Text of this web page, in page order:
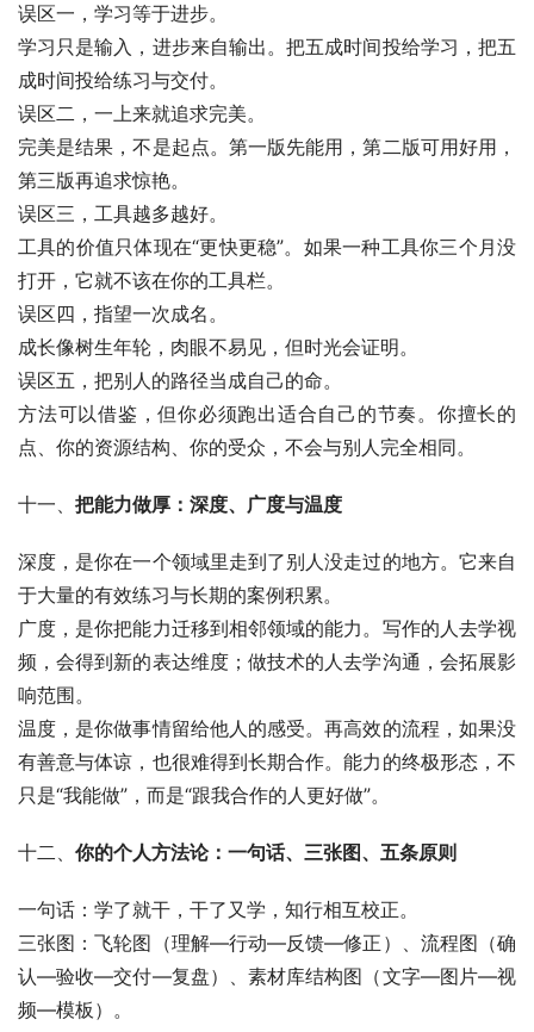
误区一，学习等于进步。
学习只是输入，进步来自输出。把五成时间投给学习，把五
成时间投给练习与交付。
误区二，一上来就追求完美。
完美是结果，不是起点。第一版先能用，第二版可用好用，
第三版再追求惊艳。
误区三，工具越多越好。
工具的价值只体现在“更快更稳”。如果一种工具你三个月没
打开，它就不该在你的工具栏。
误区四，指望一次成名。
成长像树生年轮，肉眼不易见，但时光会证明。
误区五，把别人的路径当成自己的命。
方法可以借鉴，但你必须跑出适合自己的节奏。你擅长的
点、你的资源结构、你的受众，不会与别人完全相同。
十一、 把能力做厚：深度、广度与温度
深度，是你在一个领域里走到了别人没走过的地方。它来自
于大量的有效练习与长期的案例积累。
广度，是你把能力迁移到相邻领域的能力。写作的人去学视
频，会得到新的表达维度；做技术的人去学沟通，会拓展影
响范围。
温度，是你做事情留给他人的感受。再高效的流程，如果没
有善意与体谅，也很难得到长期合作。能力的终极形态，不
只是“我能做”，而是“跟我合作的人更好做”。
十二、 你的个人方法论：一句话、三张图、五条原则
一句话：学了就干，干了又学，知行相互校正。
三张图：飞轮图（理解—行动—反馈—修正）、流程图（确
认—验收—交付—复盘）、素材库结构图（文字—图片—视
频—模板）。